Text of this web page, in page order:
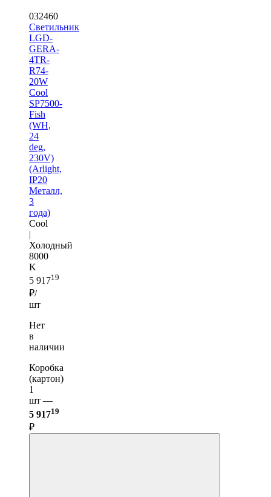
032460
Светильник
LGD-
GERA-
4TR-
R74-
20W
Cool
SP7500-
Fish
(WH,
24
deg,
230V)
(Arlight,
IP20
Металл,
3
года)
Cool
|
Холодный
8000
K
5 91719
₽/
шт
Нет
в
наличии
Коробка
(картон)
1
шт —
5 91719
₽